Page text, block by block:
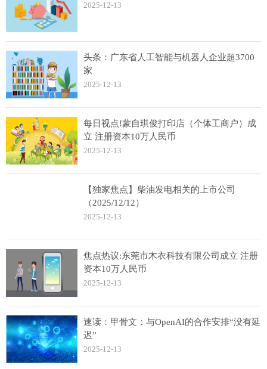
2025-12-13
头条：广东省人工智能与机器人企业超3700
家
2025-12-13
每日视点!蒙自琪俊打印店（个体工商户）成
立 注册资本10万人民币
2025-12-13
【独家焦点】柴油发电相关的上市公司
（2025/12/12）
2025-12-13
焦点热议:东莞市木衣科技有限公司成立 注册
资本10万人民币
2025-12-13
速读：甲骨文：与OpenAI的合作安排“没有延
迟”
2025-12-13